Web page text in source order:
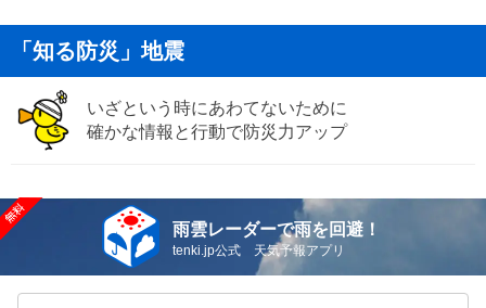
「知る防災」地震
いざという時にあわてないために
確かな情報と行動で防災力アップ
雨雲レーダーで雨を回避！
tenki.jp公式 天気予報アプリ